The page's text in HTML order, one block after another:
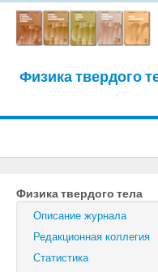
Физика твердого
Журнал
Письма в Журнал
Физика твердого
Физика твердого тела
Описание журнала
Редакционная коллегия
Статистика